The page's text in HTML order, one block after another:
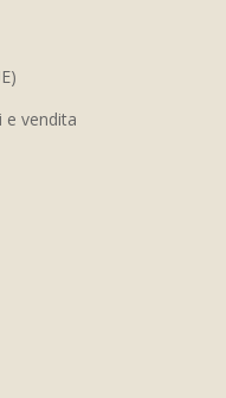
e vendita